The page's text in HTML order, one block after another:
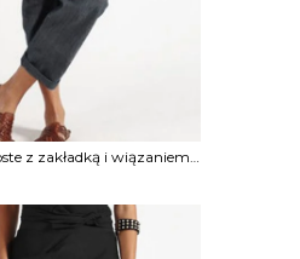
Spodnie proste z zakładką i wiązaniem w pasie